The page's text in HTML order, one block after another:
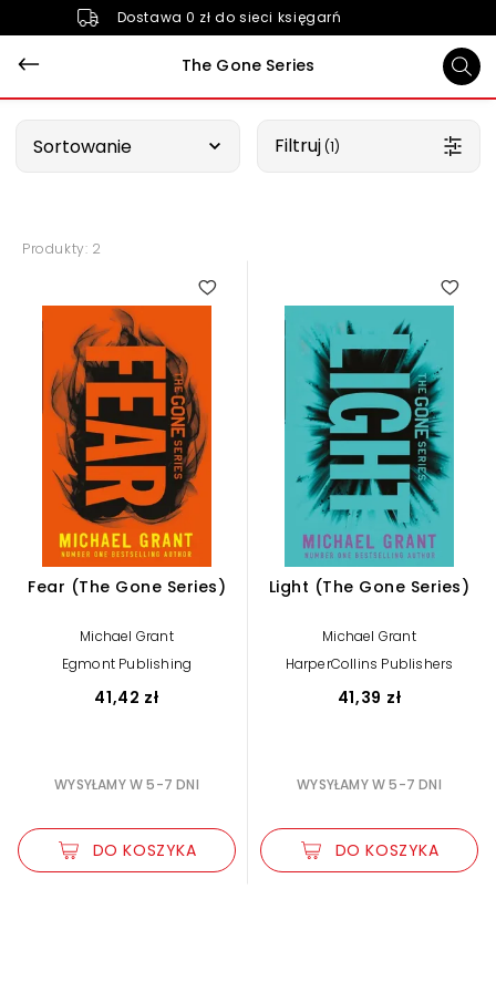
Dostawa 0 zł do sieci księgarń
The Gone Series
Sortowanie Filtruj (1)
Produkty: 2
Fear (The Gone Series)
Michael Grant
Egmont Publishing
41,42 zł
WYSYŁAMY W 5-7 DNI
DO KOSZYKA
Light (The Gone Series)
Michael Grant
HarperCollins Publishers
41,39 zł
WYSYŁAMY W 5-7 DNI
DO KOSZYKA